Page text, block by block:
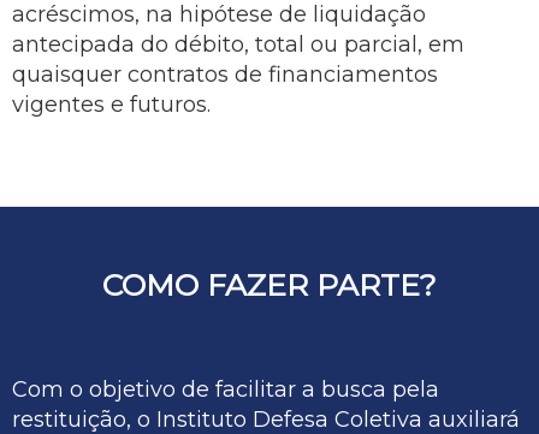
acréscimos, na hipótese de liquidação
antecipada do débito, total ou parcial, em
quaisquer contratos de financiamentos
vigentes e futuros.
COMO FAZER PARTE?
Com o objetivo de facilitar a busca pela
restituição, o Instituto Defesa Coletiva auxiliará